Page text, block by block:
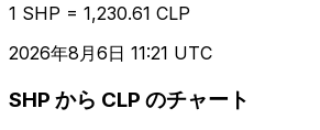
1 SHP = 1,230.61 CLP
2026年8月6日 11:21 UTC
SHP から CLP のチャート